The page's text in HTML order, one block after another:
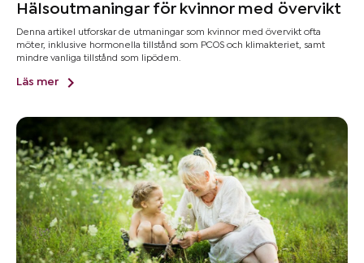
Kom
igång
Hälsoutmaningar för kvinnor med övervikt
Denna artikel utforskar de utmaningar som kvinnor med övervikt ofta
möter, inklusive hormonella tillstånd som PCOS och klimakteriet, samt
mindre vanliga tillstånd som lipödem.
Läs mer